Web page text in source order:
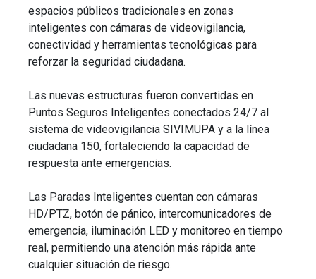
espacios públicos tradicionales en zonas
inteligentes con cámaras de videovigilancia,
conectividad y herramientas tecnológicas para
reforzar la seguridad ciudadana.
Las nuevas estructuras fueron convertidas en
Puntos Seguros Inteligentes conectados 24/7 al
sistema de videovigilancia SIVIMUPA y a la línea
ciudadana 150, fortaleciendo la capacidad de
respuesta ante emergencias.
Las Paradas Inteligentes cuentan con cámaras
HD/PTZ, botón de pánico, intercomunicadores de
emergencia, iluminación LED y monitoreo en tiempo
real, permitiendo una atención más rápida ante
cualquier situación de riesgo.